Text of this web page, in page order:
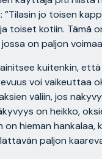
jo toisen
toiset kotiin. Tämä
on paljon
kuitenkin,
voi vaikeuttaa
väliin, jos
on heikko,
on hieman hankalaa,
paljon